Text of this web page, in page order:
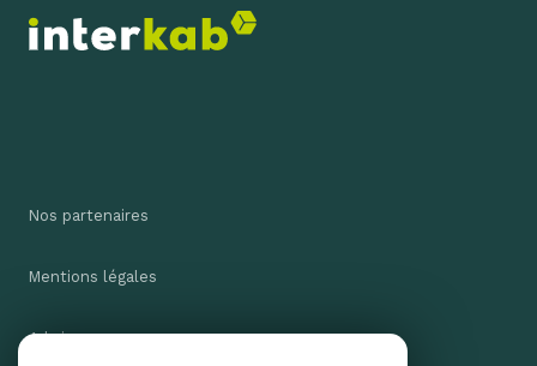
Nos partenaires
Mentions légales
Admin